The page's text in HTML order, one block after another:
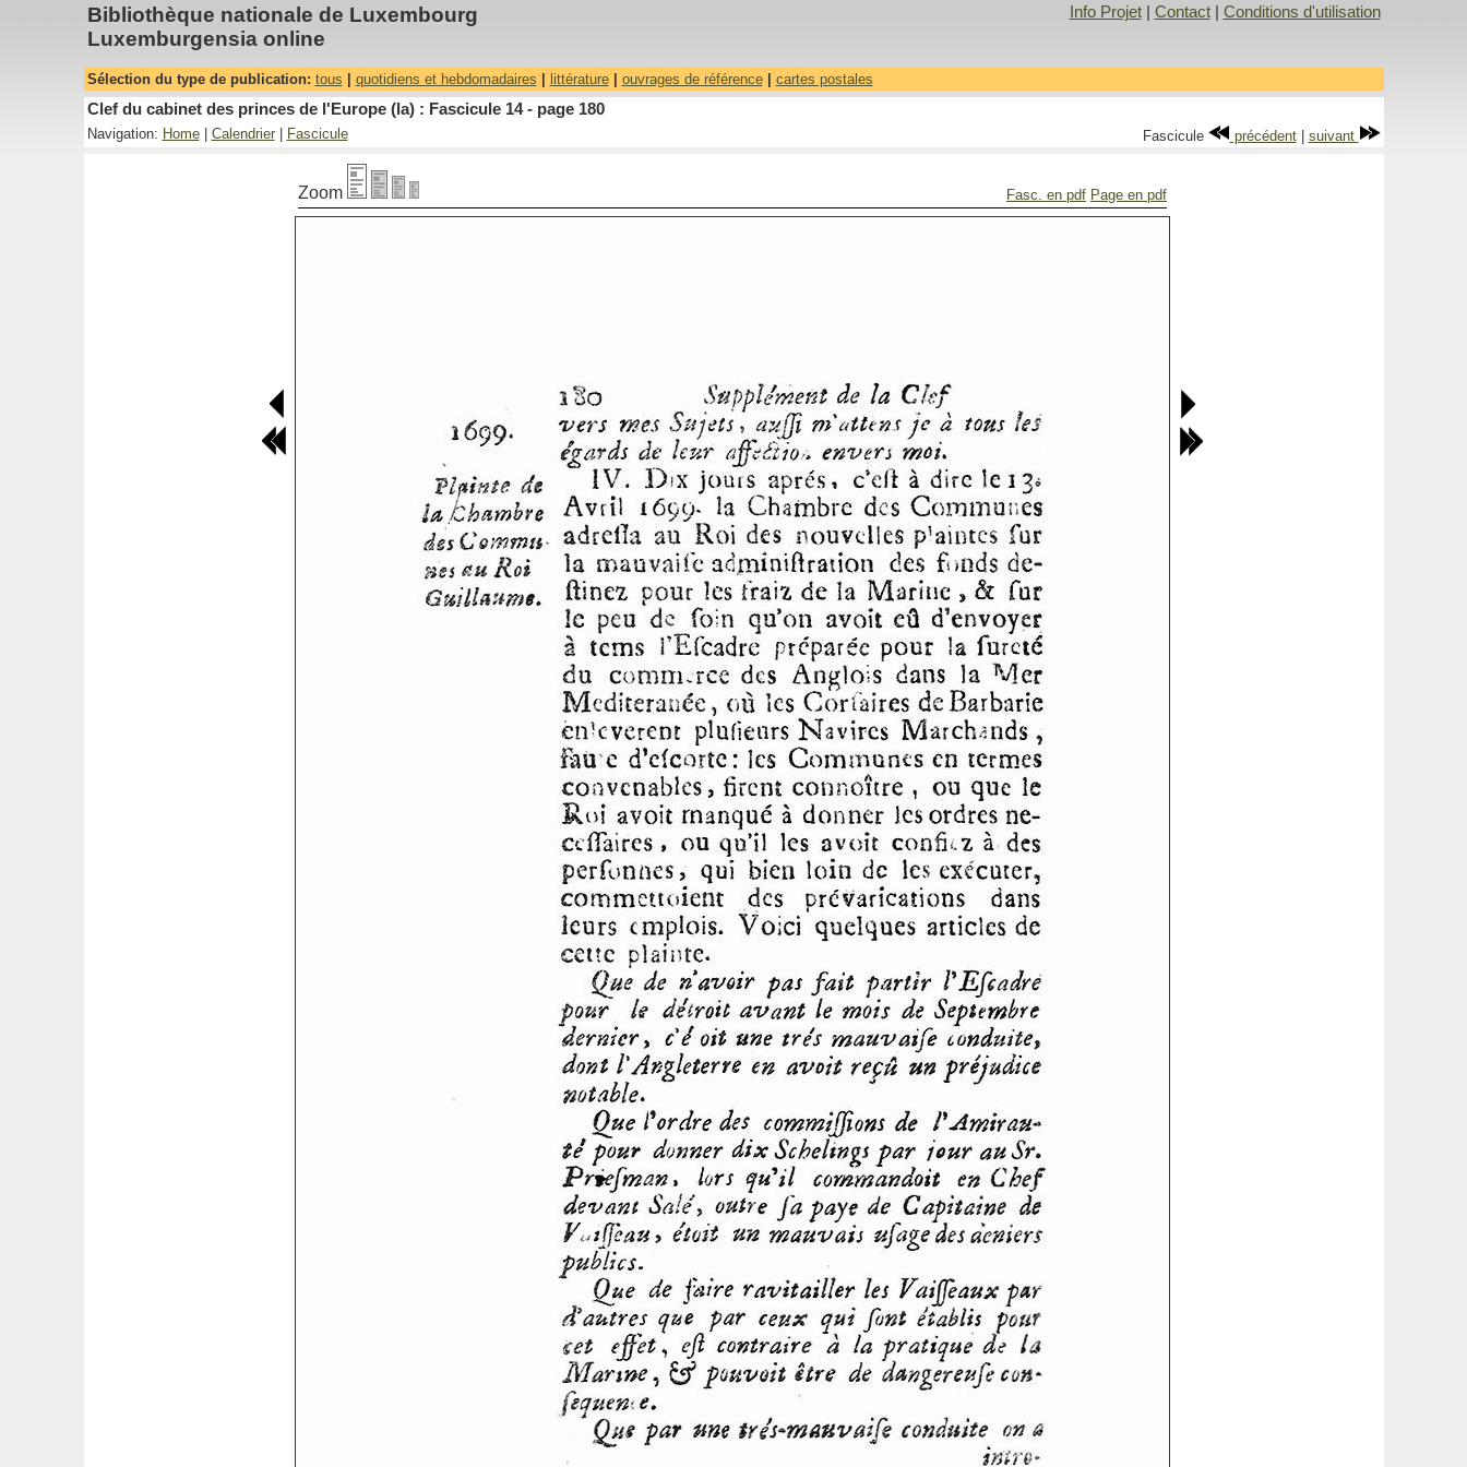
Bibliothèque nationale de Luxembourg
Luxemburgensia online
Info Projet| Contact| Conditions d'utilisation
Sélection du type de publication: tous quotidiens et hebdomadaires littérature| ouvrages de référence| cartes postales
Clef du cabinet des princes de l'Europe (la) : Fascicule 14 - page 180
Navigation: Home| Calendrier| Fascicule Fascicule précédent| suivant
Zoom Fasc. en pdf Page en pdf